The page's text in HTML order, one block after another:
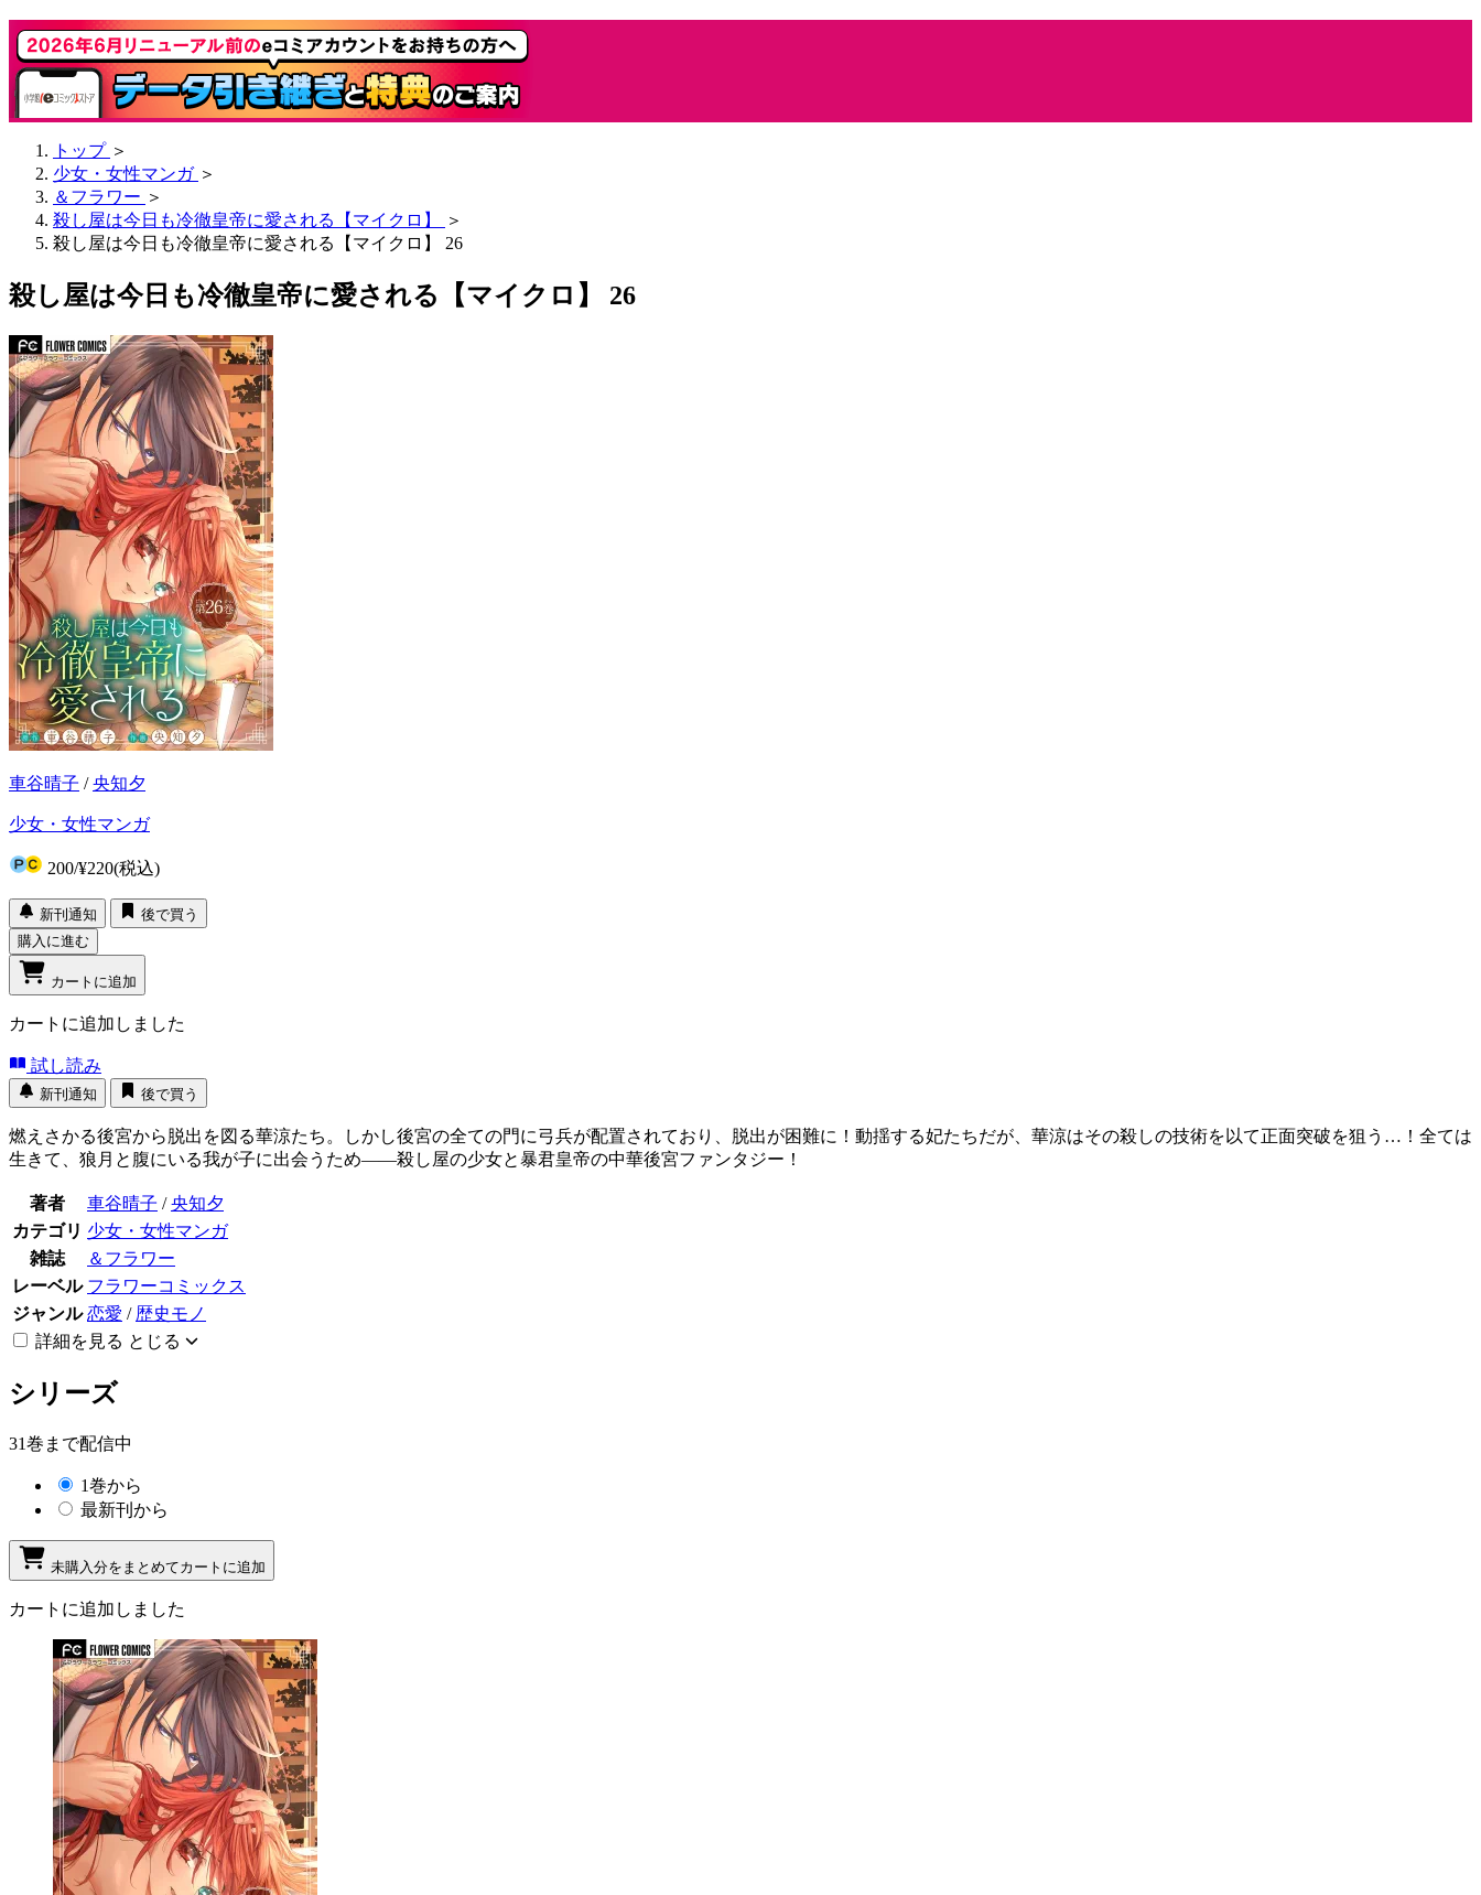
トップ ＞
少女・女性マンガ ＞
＆フラワー ＞
殺し屋は今日も冷徹皇帝に愛される【マイクロ】
＞
殺し屋は今日も冷徹皇帝に愛される【マイクロ】 26
殺し屋は今日も冷徹皇帝に愛される【マイクロ】 26
車谷晴子 /央知夕
少女・女性マンガ
200/¥220(税込)
新刊通知
後で買う
購入に進む
カートに追加
カートに追加しました
試し読み
新刊通知 後で買う
燃えさかる後宮から脱出を図る華涼たち。しかし後宮の全ての門に弓兵が配置されており、脱出が困難に！動揺する妃たちだが、華涼はその殺しの技術を以て正面突破を狙う…！全ては
生きて、狼月と腹にいる我が子に出会うため――殺し屋の少女と暴君皇帝の中華後宮ファンタジー！
著者 車谷晴子 /央知夕
カテゴリ 少女・女性マンガ
雑誌
＆フラワー
レーベル フラワーコミックス
ジャンル 恋愛 / 歴史モノ
詳細を見る とじる
シリーズ
31巻まで配信中
1巻から
最新刊から
未購入分をまとめてカートに追加
カートに追加しました